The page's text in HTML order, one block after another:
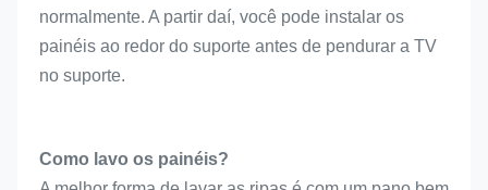
normalmente. A partir daí, você pode instalar os
painéis ao redor do suporte antes de pendurar a TV
no suporte.
Como lavo os painéis?